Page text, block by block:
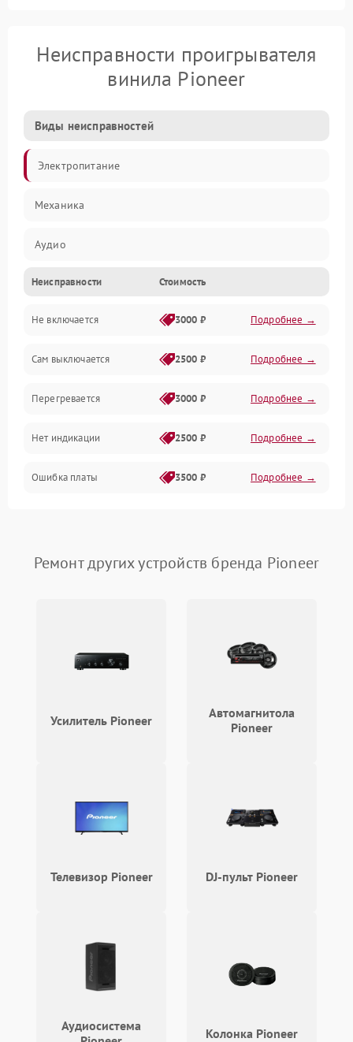
Неисправности проигрывателя
винила Pioneer
Виды неисправностей
Электропитание
Механика
Аудио
Неисправности Стоимость
Не включается 3000 ₽ Подробнее →
Сам выключается 2500 ₽ Подробнее →
Перегревается 3000 ₽ Подробнее →
Нет индикации 2500 ₽ Подробнее →
Ошибка платы 3500 ₽ Подробнее →
Ремонт других устройств бренда Pioneer
Усилитель Pioneer
Автомагнитола
Pioneer
Телевизор Pioneer DJ-пульт Pioneer
Аудиосистема
Колонка Pioneer